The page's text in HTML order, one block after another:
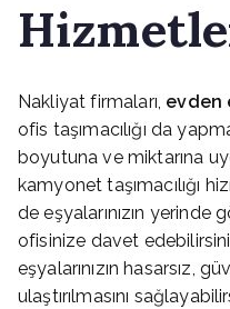
Nakliyat firmaları, evden
ofis taşımacılığı da
boyutuna ve miktarına
kamyonet taşımacılığı
de eşyalarınızın yerinde
ofisinize davet
eşyalarınızın hasarsız,
ulaştırılmasını